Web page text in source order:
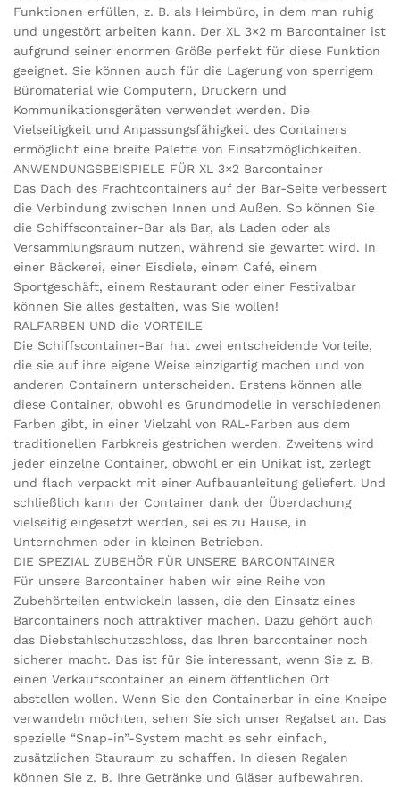
Funktionen erfüllen, z. B. als Heimbüro, in dem man ruhig
und ungestört arbeiten kann. Der XL 3×2 m Barcontainer ist
aufgrund seiner enormen Größe perfekt für diese Funktion
geeignet. Sie können auch für die Lagerung von sperrigem
Büromaterial wie Computern, Druckern und
Kommunikationsgeräten verwendet werden. Die
Vielseitigkeit und Anpassungsfähigkeit des Containers
ermöglicht eine breite Palette von Einsatzmöglichkeiten.
ANWENDUNGSBEISPIELE FÜR XL 3×2 Barcontainer
Das Dach des Frachtcontainers auf der Bar-Seite verbessert
die Verbindung zwischen Innen und Außen. So können Sie
die Schiffscontainer-Bar als Bar, als Laden oder als
Versammlungsraum nutzen, während sie gewartet wird. In
einer Bäckerei, einer Eisdiele, einem Café, einem
Sportgeschäft, einem Restaurant oder einer Festivalbar
können Sie alles gestalten, was Sie wollen!
RALFARBEN UND die VORTEILE
Die Schiffscontainer-Bar hat zwei entscheidende Vorteile,
die sie auf ihre eigene Weise einzigartig machen und von
anderen Containern unterscheiden. Erstens können alle
diese Container, obwohl es Grundmodelle in verschiedenen
Farben gibt, in einer Vielzahl von RAL-Farben aus dem
traditionellen Farbkreis gestrichen werden. Zweitens wird
jeder einzelne Container, obwohl er ein Unikat ist, zerlegt
und flach verpackt mit einer Aufbauanleitung geliefert. Und
schließlich kann der Container dank der Überdachung
vielseitig eingesetzt werden, sei es zu Hause, in
Unternehmen oder in kleinen Betrieben.
DIE SPEZIAL ZUBEHÖR FÜR UNSERE BARCONTAINER
Für unsere Barcontainer haben wir eine Reihe von
Zubehörteilen entwickeln lassen, die den Einsatz eines
Barcontainers noch attraktiver machen. Dazu gehört auch
das Diebstahlschutzschloss, das Ihren barcontainer noch
sicherer macht. Das ist für Sie interessant, wenn Sie z. B.
einen Verkaufscontainer an einem öffentlichen Ort
abstellen wollen. Wenn Sie den Containerbar in eine Kneipe
verwandeln möchten, sehen Sie sich unser Regalset an. Das
spezielle “Snap-in”-System macht es sehr einfach,
zusätzlichen Stauraum zu schaffen. In diesen Regalen
können Sie z. B. Ihre Getränke und Gläser aufbewahren.